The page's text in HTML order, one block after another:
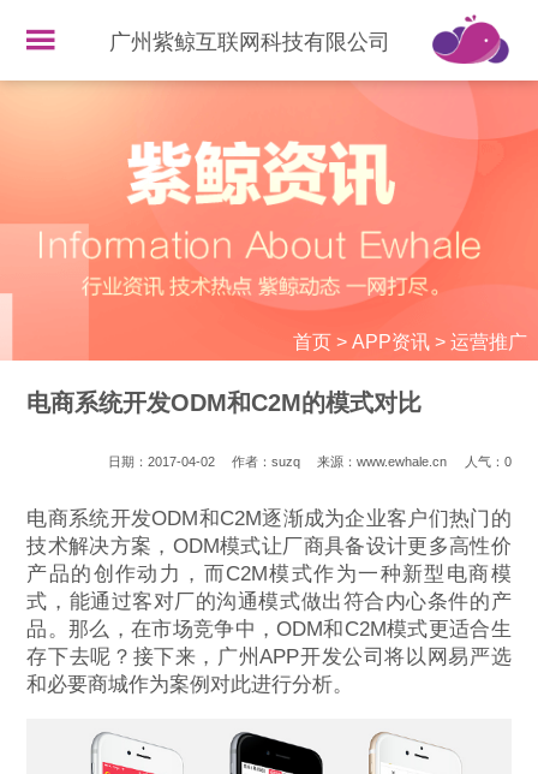
广州紫鲸互联网科技有限公司
首页> APP资讯> 运营推广
电商系统开发ODM和C2M的模式对比
日期：2017-04-02 作者：suzq 来源：www.ewhale.cn 人气： 0
电商系统开发ODM和C2M逐渐成为企业客户们热门的
技术解决方案，ODM模式让厂商具备设计更多高性价
产品的创作动力，而C2M模式作为一种新型电商模
式，能通过客对厂的沟通模式做出符合内心条件的产
品。那么，在市场竞争中，ODM和C2M模式更适合生
存下去呢？接下来，广州APP开发公司将以网易严选
和必要商城作为案例对此进行分析。